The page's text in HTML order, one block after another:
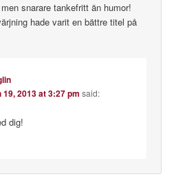
snarare tankefritt än humor!
hade varit en bättre titel på
19, 2013 at 3:27 pm said:
dig!